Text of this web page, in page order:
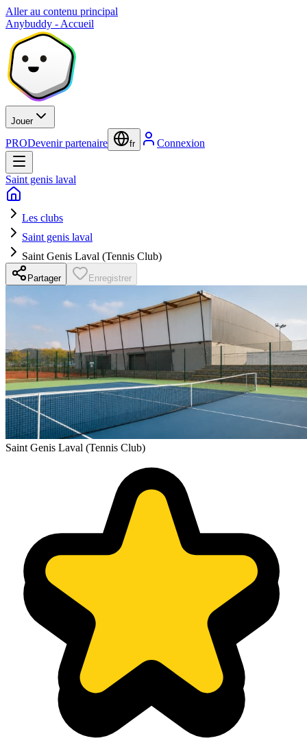
Aller au contenu principal
Anybuddy - Accueil
Jouer
PRODevenir partenaire fr Connexion
Saint genis laval
Les clubs
Saint genis laval
Saint Genis Laval (Tennis Club)
Partager Enregistrer
Saint Genis Laval (Tennis Club)